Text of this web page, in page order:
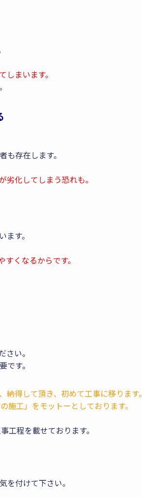
まいます。
存在します。
化してしまう恐れも。
す。
くなるからです。
い。
す。
得して頂き、初めて工事に移ります。
工」をモットーとしております。
工程を載せております。
を付けて下さい。